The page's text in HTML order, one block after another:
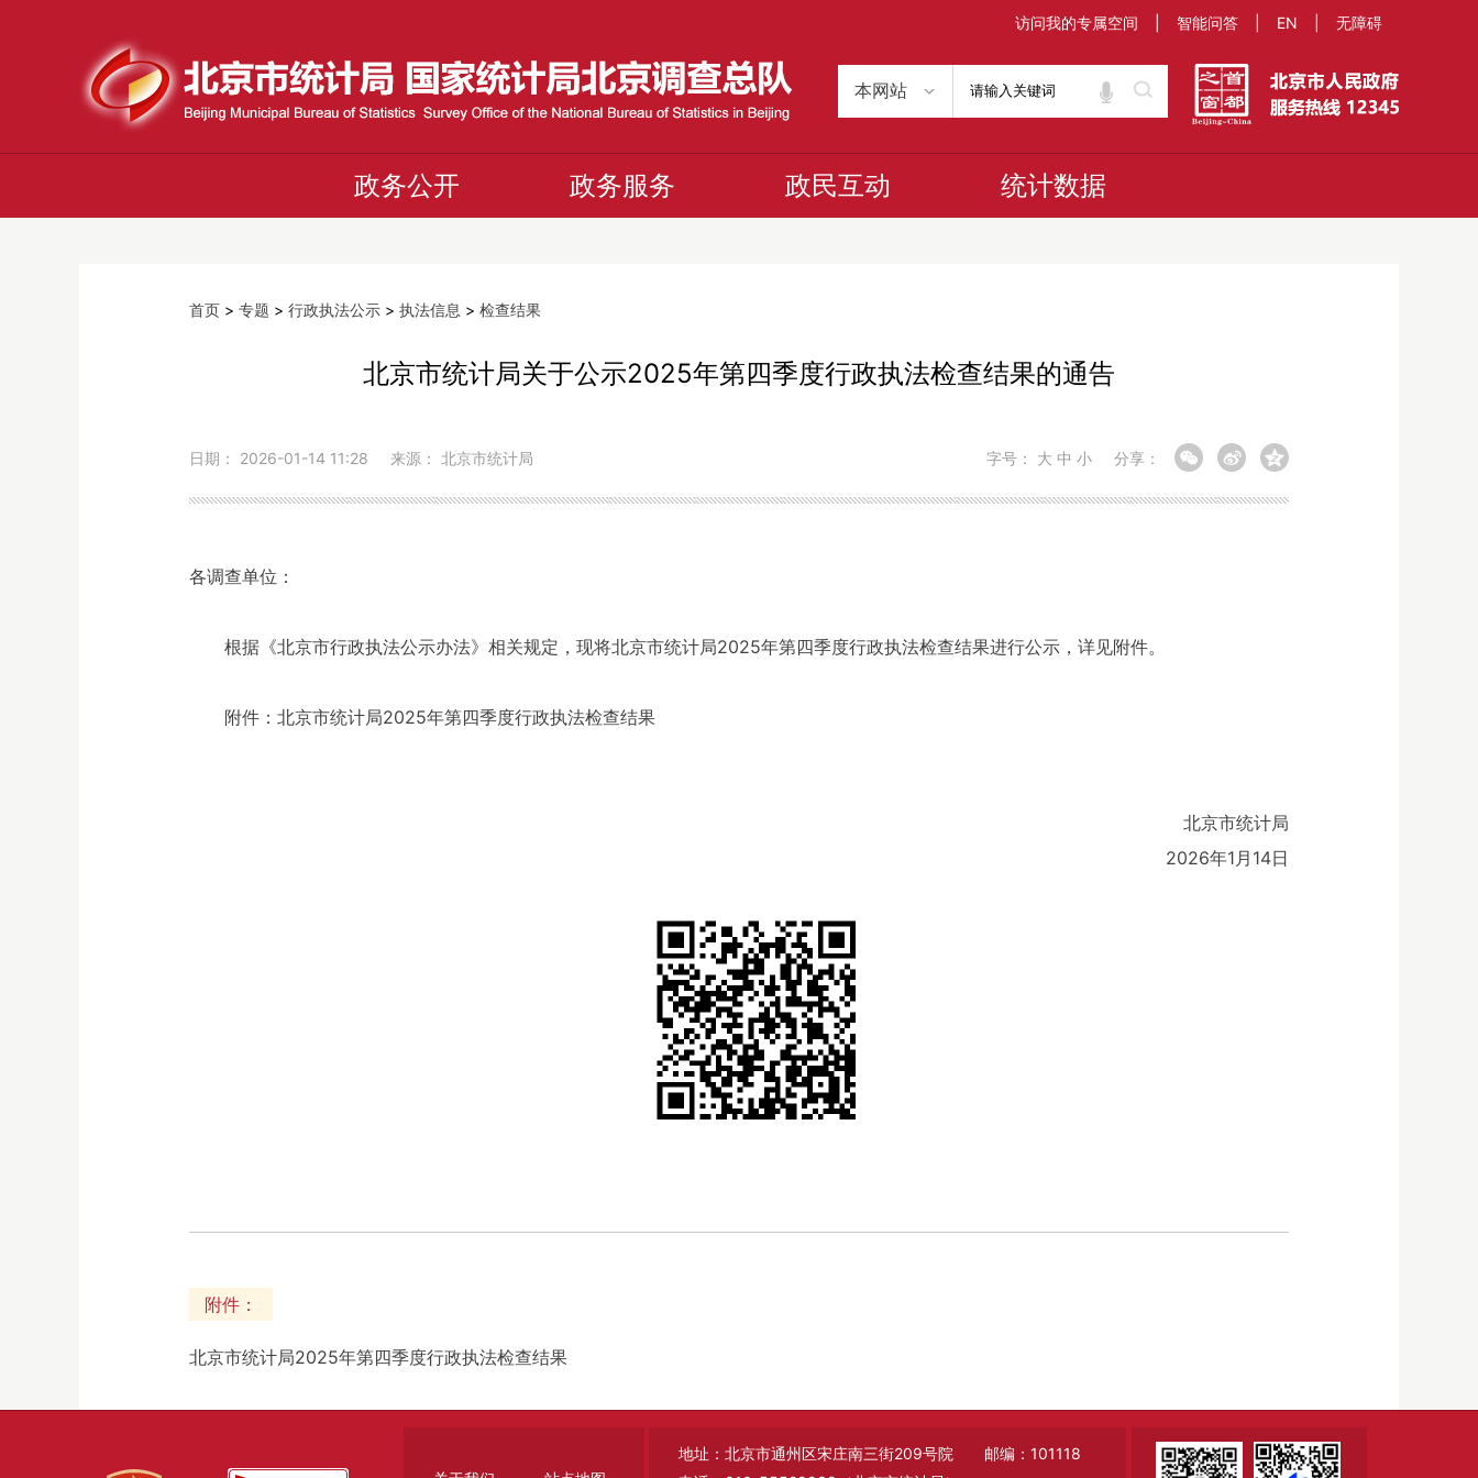
访问我的专属空间 智能问答 EN 无障碍
政务公开 政务服务 政民互动 统计数据
首页 > 专题 > 行政执法公示 > 执法信息 > 检查结果
北京市统计局关于公示2025年第四季度行政执法检查结果的通告
字号： 大 中 小 分享：
日期： 2026-01-14 11:28 来源： 北京市统计局
各调查单位：
根据《北京市行政执法公示办法》相关规定，现将北京市统计局2025年第四季度行政执法检查结果进行公示，详见附件。
附件：北京市统计局2025年第四季度行政执法检查结果
北京市统计局
2026年1月14日
附件：
北京市统计局2025年第四季度行政执法检查结果
地址：北京市通州区宋庄南三街209号院 邮编：101118